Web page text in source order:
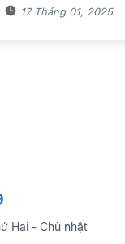
doanh số mùa Tết
17 Tháng 01, 2025
Hai - Chủ nhật